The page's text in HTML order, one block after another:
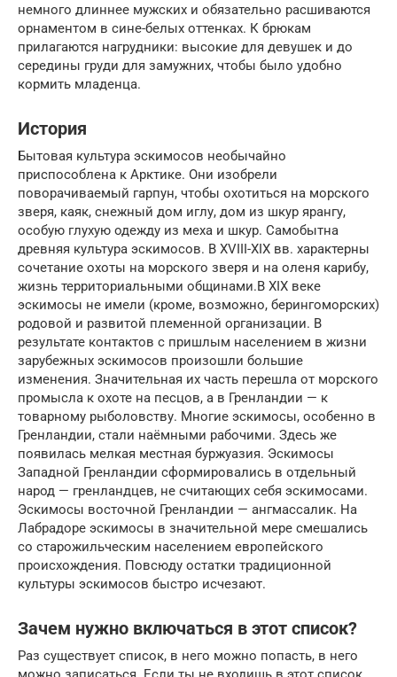
немного длиннее мужских и обязательно расшиваются
орнаментом в сине-белых оттенках. К брюкам
прилагаются нагрудники: высокие для девушек и до
середины груди для замужних, чтобы было удобно
кормить младенца.
История
Бытовая культура эскимосов необычайно
приспособлена к Арктике. Они изобрели
поворачиваемый гарпун, чтобы охотиться на морского
зверя, каяк, снежный дом иглу, дом из шкур ярангу,
особую глухую одежду из меха и шкур. Самобытна
древняя культура эскимосов. В XVIII-XIX вв. характерны
сочетание охоты на морского зверя и на оленя карибу,
жизнь территориальными общинами.В XIX веке
эскимосы не имели (кроме, возможно, берингоморских)
родовой и развитой племенной организации. В
результате контактов с пришлым населением в жизни
зарубежных эскимосов произошли большие
изменения. Значительная их часть перешла от морского
промысла к охоте на песцов, а в Гренландии — к
товарному рыболовству. Многие эскимосы, особенно в
Гренландии, стали наёмными рабочими. Здесь же
появилась мелкая местная буржуазия. Эскимосы
Западной Гренландии сформировались в отдельный
народ — гренландцев, не считающих себя эскимосами.
Эскимосы восточной Гренландии — ангмассалик. На
Лабрадоре эскимосы в значительной мере смешались
со старожильческим населением европейского
происхождения. Повсюду остатки традиционной
культуры эскимосов быстро исчезают.
Зачем нужно включаться в этот список?
Раз существует список, в него можно попасть, в него